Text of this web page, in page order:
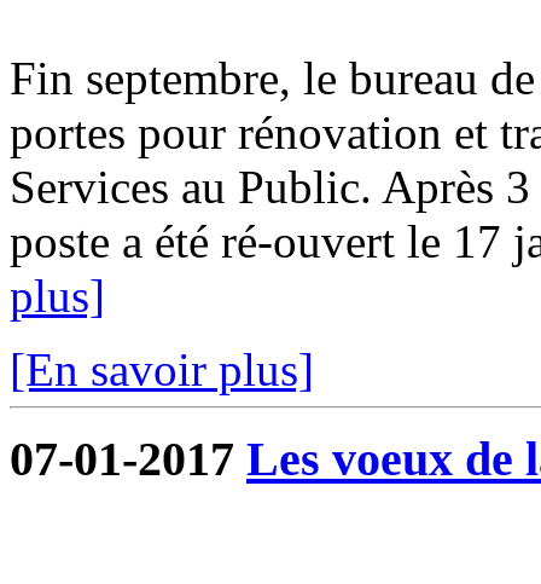
Fin septembre, le bureau
portes pour rénovation et
Services au Public. Après
poste a été ré-ouvert le 17
plus]
[En savoir plus]
07-01-2017 Les voeux de